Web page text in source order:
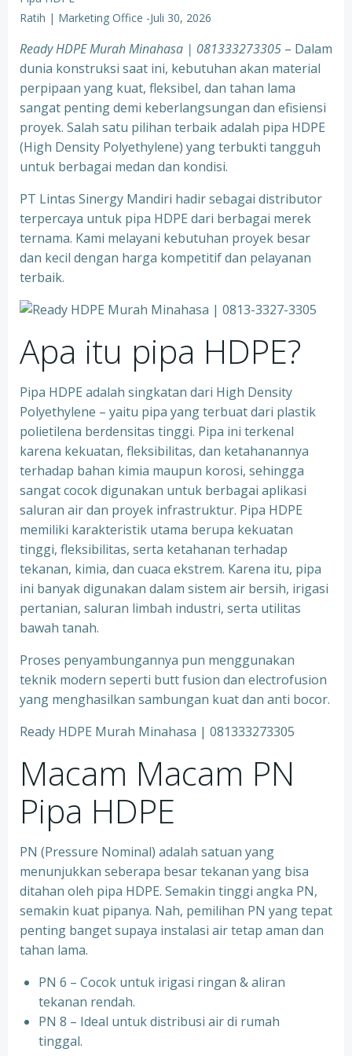
Ratih | Marketing Office -Juli 30, 2026
Ready HDPE Murah Minahasa | 081333273305 – Dalam
dunia konstruksi saat ini, kebutuhan akan material
perpipaan yang kuat, fleksibel, dan tahan lama
sangat penting demi keberlangsungan dan efisiensi
proyek. Salah satu pilihan terbaik adalah pipa HDPE
(High Density Polyethylene) yang terbukti tangguh
untuk berbagai medan dan kondisi.
PT Lintas Sinergy Mandiri hadir sebagai distributor
terpercaya untuk pipa HDPE dari berbagai merek
ternama. Kami melayani kebutuhan proyek besar
dan kecil dengan harga kompetitif dan pelayanan
terbaik.
Apa itu pipa HDPE?
Pipa HDPE adalah singkatan dari High Density
Polyethylene – yaitu pipa yang terbuat dari plastik
polietilena berdensitas tinggi. Pipa ini terkenal
karena kekuatan, fleksibilitas, dan ketahanannya
terhadap bahan kimia maupun korosi, sehingga
sangat cocok digunakan untuk berbagai aplikasi
saluran air dan proyek infrastruktur. Pipa HDPE
memiliki karakteristik utama berupa kekuatan
tinggi, fleksibilitas, serta ketahanan terhadap
tekanan, kimia, dan cuaca ekstrem. Karena itu, pipa
ini banyak digunakan dalam sistem air bersih, irigasi
pertanian, saluran limbah industri, serta utilitas
bawah tanah.
Proses penyambungannya pun menggunakan
teknik modern seperti butt fusion dan electrofusion
yang menghasilkan sambungan kuat dan anti bocor.
Ready HDPE Murah Minahasa | 081333273305
Macam Macam PN
Pipa HDPE
PN (Pressure Nominal) adalah satuan yang
menunjukkan seberapa besar tekanan yang bisa
ditahan oleh pipa HDPE. Semakin tinggi angka PN,
semakin kuat pipanya. Nah, pemilihan PN yang tepat
penting banget supaya instalasi air tetap aman dan
tahan lama.
PN 6 – Cocok untuk irigasi ringan & aliran
tekanan rendah.
PN 8 – Ideal untuk distribusi air di rumah
tinggal.